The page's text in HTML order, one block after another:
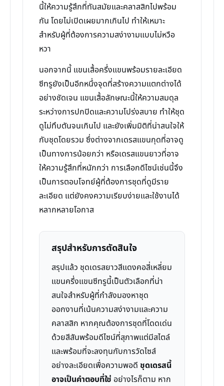
นี้ให้ความรู้สึกที่ทันสมัยและคลาสสิกไปพร้อม
กัน โดยไม่เปิดเผยมากเกินไป ทำให้เหมาะ
สำหรับผู้ที่ต้องการความสง่างามแบบไม่หวือ
หวา
นอกจากนี้ แขนเสื้อครึ่งแขนพร้อมรายละเอียด
ซีทรูยังเป็นอีกหนึ่งจุดที่สร้างความแตกต่างได้
อย่างชัดเจน แขนเสื้อลักษณะนี้ให้ความสมดุล
ระหว่างการปกปิดและความโปร่งสบาย ทำให้ชุด
ดูไม่ทึบตันจนเกินไป และยังเพิ่มมิติที่น่าสนใจให้
กับชุดโดยรวม ซึ่งต่างจากเดรสแขนกุดที่อาจดู
เป็นทางการน้อยกว่า หรือเดรสแขนยาวที่อาจ
ให้ความรู้สึกที่หนักกว่า การเลือกดีไซน์เช่นนี้จึง
เป็นการตอบโจทย์ผู้ที่ต้องการชุดที่ดูมีราย
ละเอียด แต่ยังคงความเรียบง่ายและใช้งานได้
หลากหลายโอกาส
สรุปสำหรับการตัดสินใจ
สรุปแล้ว ชุดเดรสยาวสีแดงคอสี่เหลี่ยม
แขนครึ่งแขนซีทรูนี้เป็นตัวเลือกที่น่า
สนใจสำหรับผู้ที่กำลังมองหาชุด
ออกงานที่เน้นความสง่างามและความ
คลาสสิก หากคุณต้องการชุดที่โดดเด่น
ด้วยสีสันพร้อมดีไซน์ที่สุภาพแต่มีสไตล์
และพร้อมที่จะลงทุนกับการวัดไซส์
อย่างละเอียดเพื่อความพอดี ชุดเดรสนี้
อาจเป็นคำตอบที่ใช่ อย่างไรก็ตาม หาก